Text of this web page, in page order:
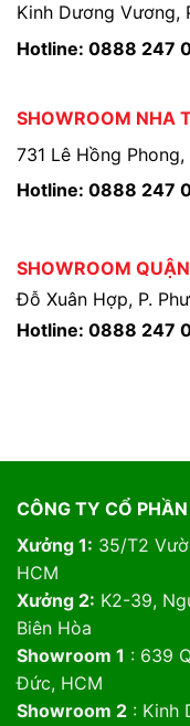
Kinh Dương Vương,
Hotline: 0888 247
SHOWROOM NHA
731 Lê Hồng
Hotline: 0888 247
SHOWROOM
Đỗ Xuân Hợp, P.
Hotline: 0888 247
CÔNG TY CỔ
Xưởng 1: 35/T2
HCM
Xưởng 2: K2-39,
Biên Hòa
Showroom 1 : 639
Đức, HCM
Showroom 2: Kinh